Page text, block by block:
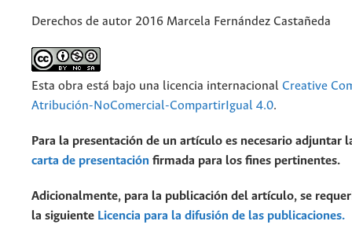
Derechos de autor 2016 Marcela Fernández Castañeda
Esta obra está bajo una licencia internacional Creative
Atribución-NoComercial-CompartirIgual 4.0.
Para la presentación de un artículo es necesario adjuntar
carta de presentación firmada para los fines pertinentes.
Adicionalmente, para la publicación del artículo, se
la siguiente Licencia para la difusión de las publicaciones.